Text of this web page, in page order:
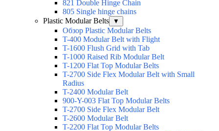
821 Double Hinge Chain
805 Single hinge chains
Plastic Modular Belts
▼
Обзор Plastic Modular Belts
T-400 Modular Belt with Flight
T-1600 Flush Grid with Tab
T-1000 Raised Rib Modular Belt
T-1200 Flat Top Modular Belts
T-2700 Side Flex Modular Belt with Small
Radius
T-2400 Modular Belt
900-Y-003 Flat Top Modular Belts
T-2700 Side Flex Modular Belt
T-2600 Modular Belt
T-2200 Flat Top Modular Belts